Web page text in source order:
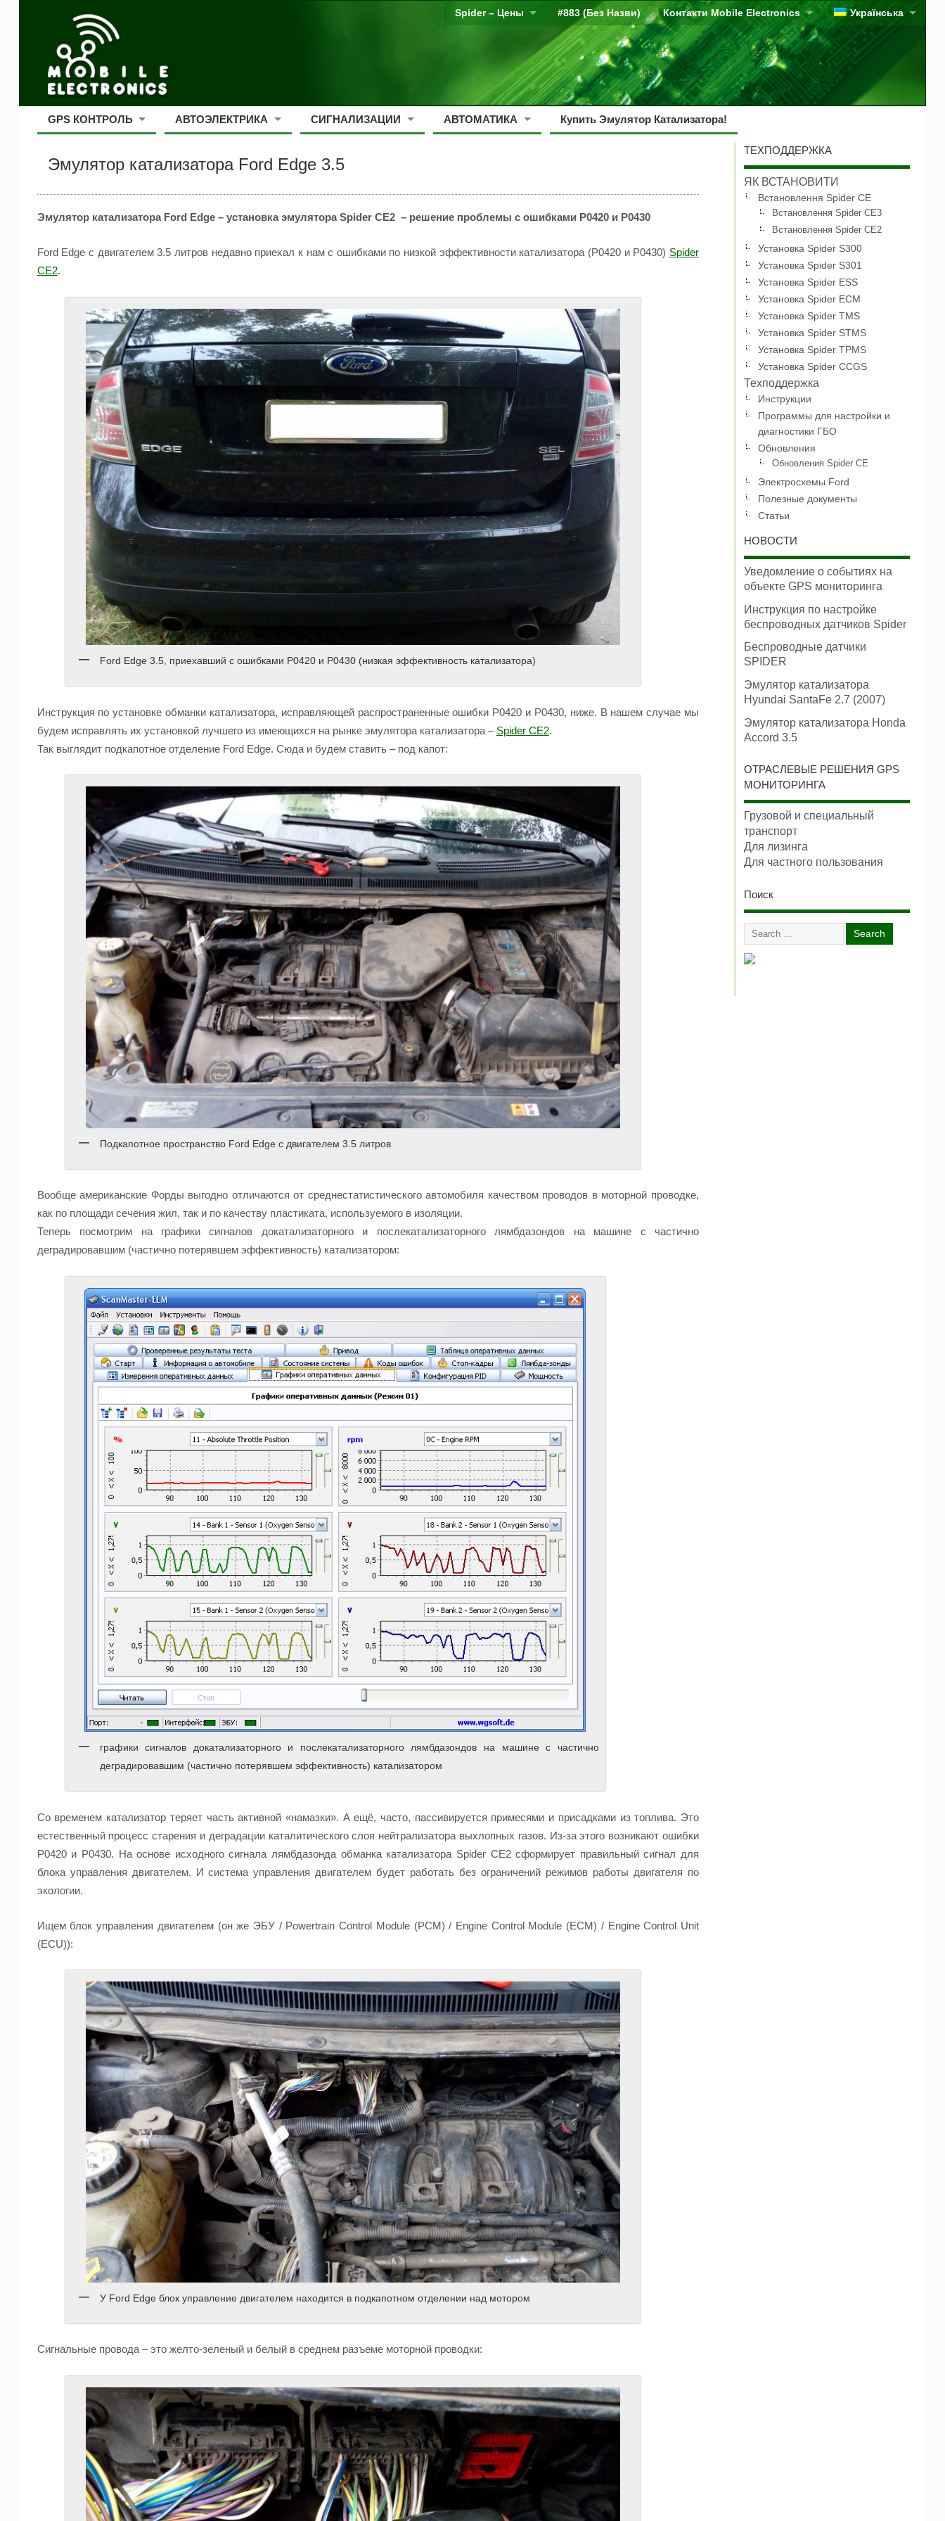
Українська
Контакти Mobile Electronics
#883 (без Назви)
Spider – Цены
GPS КОНТРОЛЬ АВТОЭЛЕКТРИКА СИГНАЛИЗАЦИИ АВТОМАТИКА Купить Эмулятор Катализатора!
Эмулятор катализатора Ford Edge 3.5
Эмулятор катализатора Ford Edge – установка эмулятора Spider CE2 – решение проблемы с ошибками P0420 и P0430
Ford Edge с двигателем 3.5 литров недавно приехал к нам с ошибками по низкой эффективности катализатора (P0420 и P0430) Spider
CE2.
Ford Edge 3.5, приехавший с ошибками P0420 и P0430 (низкая эффективность катализатора)
Инструкция по установке обманки катализатора, исправляющей распространенные ошибки P0420 и P0430, ниже. В нашем случае мы
будем исправлять их установкой лучшего из имеющихся на рынке эмулятора катализатора – Spider CE2.
Так выглядит подкапотное отделение Ford Edge. Сюда и будем ставить – под капот:
Подкапотное пространство Ford Edge с двигателем 3.5 литров
Вообще американские Форды выгодно отличаются от среднестатистического автомобиля качеством проводов в моторной проводке,
как по площади сечения жил, так и по качеству пластиката, используемого в изоляции.
Теперь посмотрим на графики сигналов докатализаторного и послекатализаторного лямбдазондов на машине с частично
деградировавшим (частично потерявшем эффективность) катализатором:
графики сигналов докатализаторного и послекатализаторного лямбдазондов на машине с частично
деградировавшим (частично потерявшем эффективность) катализатором
Со временем катализатор теряет часть активной «намазки». А ещё, часто, пассивируется примесями и присадками из топлива. Это
естественный процесс старения и деградации каталитического слоя нейтрализатора выхлопных газов. Из-за этого возникают ошибки
P0420 и P0430. На основе исходного сигнала лямбдазонда обманка катализатора Spider CE2 сформирует правильный сигнал для
блока управления двигателем. И система управления двигателем будет работать без ограничений режимов работы двигателя по
экологии.
Ищем блок управления двигателем (он же ЭБУ / Powertrain Control Module (PCM) / Engine Control Module (ECM) / Engine Control Unit
(ECU)):
У Ford Edge блок управление двигателем находится в подкапотном отделении над мотором
Сигнальные провода – это желто-зеленый и белый в среднем разъеме моторной проводки:
ТЕХПОДДЕРЖКА
ЯК ВСТАНОВИТИ
Встановлення Spider CE
Встановлення Spider CE3
Встановлення Spider CE2
Установка Spider S300
Установка Spider S301
Установка Spider ESS
Установка Spider ECM
Установка Spider TMS
Установка Spider STMS
Установка Spider TPMS
Установка Spider CCGS
Техподдержка
Инструкции
Программы для настройки и
диагностики ГБО
Обновления
Обновления Spider CE
Электросхемы Ford
Полезные документы
Статьи
НОВОСТИ
Уведомление о событиях на
объекте GPS мониторинга
Инструкция по настройке
беспроводных датчиков Spider
Беспроводные датчики
SPIDER
Эмулятор катализатора
Hyundai SantaFe 2.7 (2007)
Эмулятор катализатора Honda
Accord 3.5
ОТРАСЛЕВЫЕ РЕШЕНИЯ GPS
МОНИТОРИНГА
Грузовой и специальный
транспорт
Для лизинга
Для частного пользования
Поиск